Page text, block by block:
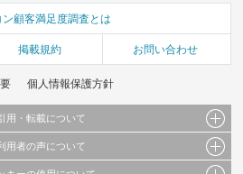
ン顧客満足度調査とは
掲載規約 お問い合わせ
個人情報保護方針
用・転載について
字、写真、イラスト、画像データ等）及びこれらの配
用者の声について